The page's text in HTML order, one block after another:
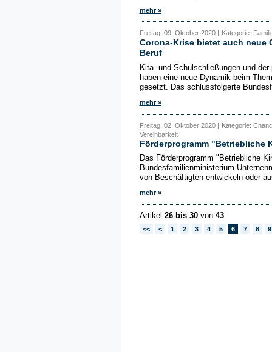
mehr »
Freitag, 09. Oktober 2020 | Kategorie:
Corona-Krise bietet auch neue
Beruf
Kita- und Schulschließungen und
haben eine neue Dynamik beim
gesetzt. Das schlussfolgerte
mehr »
Freitag, 02. Oktober 2020 | Kategorie:
Vereinbarkeit
Förderprogramm "Betriebliche
Das Förderprogramm "Betriebliche
Bundesfamilienministerium
von Beschäftigten entwickeln oder
mehr »
Artikel 26 bis 30von 43
<< < 1 2 3 4 5 6 7 8 9